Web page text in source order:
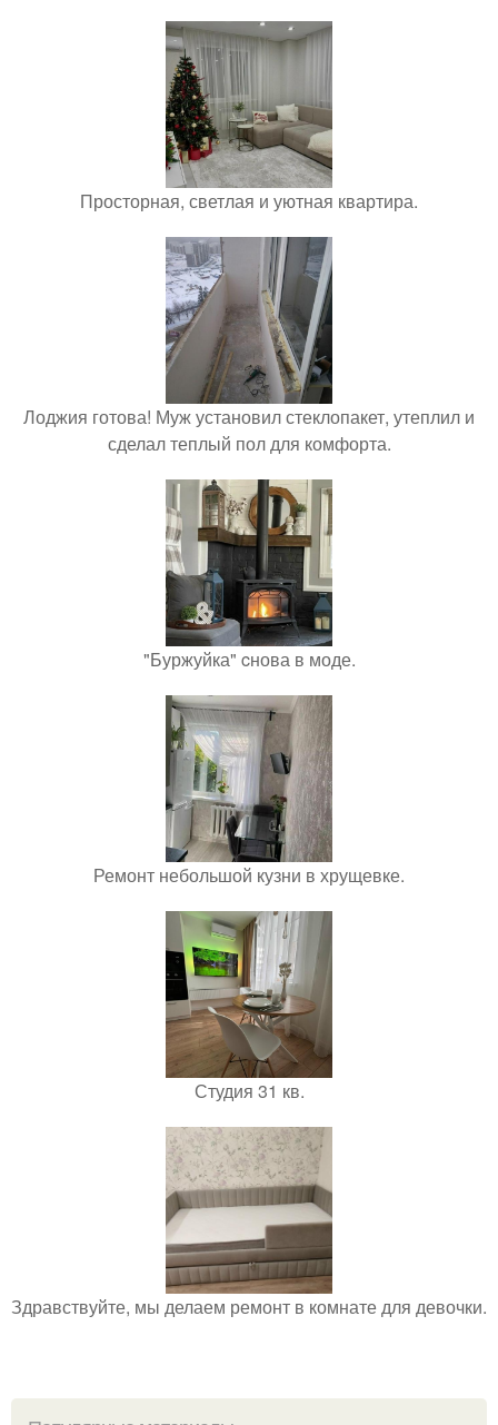
Просторная, светлая и уютная квартира.
Лоджия готова! Муж установил стеклопакет, утеплил и
сделал теплый пол для комфорта.
"Буржуйка" cнова в моде.
Ремонт небольшой кузни в хрущевке.
Студия 31 кв.
Здравствуйте, мы делаем ремонт в комнате для девочки.